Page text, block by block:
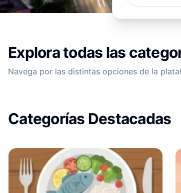
Explora todas las
Navega por las distintas opciones de la
Categorías Destacadas